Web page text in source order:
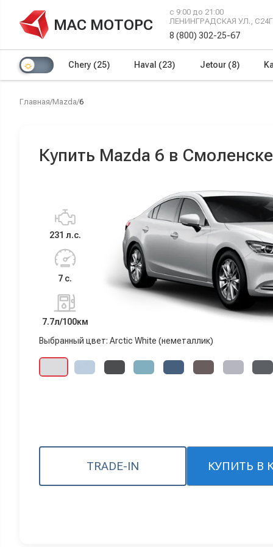
МАС МОТОРС
с 9:00 до 21:00
ЛЕНИНГРАДСКАЯ УЛ.,
8 (800) 302-25-67
Chery (25) Haval (23) Jetour (8)
Главная/Mazda/6
Купить Mazda 6 в Смоленске
231 л.с.
7 с.
7.7л/100км
Выбранный цвет: Arctic White (неметаллик)
TRADE-IN КУПИТЬ В